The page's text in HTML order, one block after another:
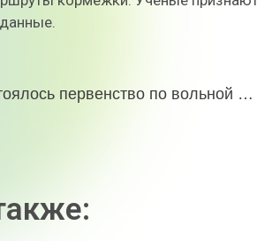
В Бурятии состоялось первенство по вольной борьбе памяти Арсалана Болотова